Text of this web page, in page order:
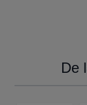
De